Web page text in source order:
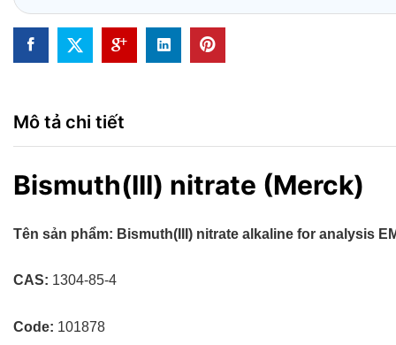
Mô tả chi tiết
Bismuth(III) nitrate (Merck)
Tên sản phẩm: Bismuth(III) nitrate alkaline for analysis
CAS: 1304-85-4
Code: 101878